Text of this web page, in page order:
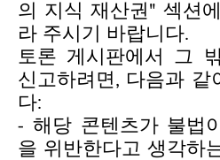
의 지식 재산권" 섹션
라 주시기 바랍니다.
토론 게시판에서 그
신고하려면, 다음과 같
다:
- 해당 콘텐츠가 불법
을 위반한다고 생각하